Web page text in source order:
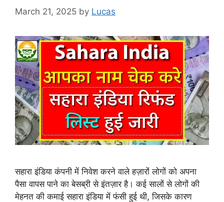
March 21, 2025 by Lucas
सहारा इंडिया कंपनी में निवेश करने वाले हज़ारों लोगों को अपना
पैसा वापस पाने का बेसब्री से इंतज़ार है। कई सालों से लोगों की
मेहनत की कमाई सहारा इंडिया में फंसी हुई थी, जिसके कारण